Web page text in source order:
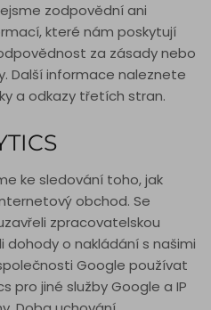
zodpovědní ani
které nám poskytují
za zásady nebo
Další informace naleznete
a odkazy třetích stran.
ke sledování toho, jak
obchod. Se
zpracovatelskou
dohody o nakládání s našimi
Google používat
pro jiné služby Google a IP